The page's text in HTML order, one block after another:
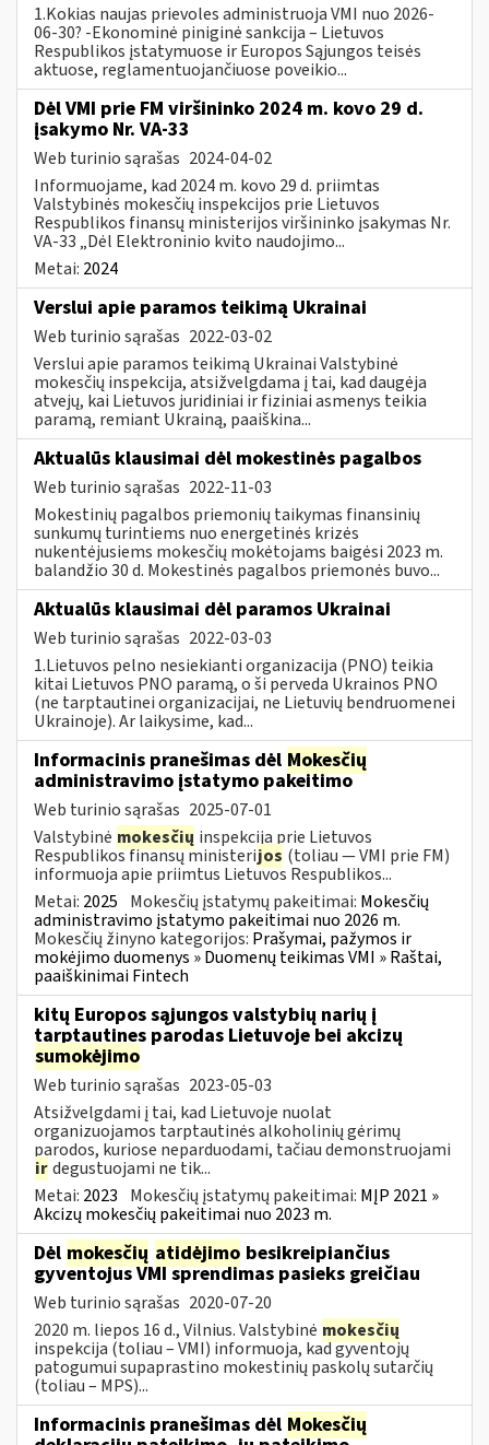
1.Kokias naujas prievoles administruoja VMI nuo 2026-
06-30? -Ekonominė piniginė sankcija – Lietuvos
Respublikos įstatymuose ir Europos Sąjungos teisės
aktuose, reglamentuojančiuose poveikio...
Dėl VMI prie FM viršininko 2024 m. kovo 29 d.
įsakymo Nr. VA-33
Web turinio sąrašas 2024-04-02
Informuojame, kad 2024 m. kovo 29 d. priimtas
Valstybinės mokesčių inspekcijos prie Lietuvos
Respublikos finansų ministerijos viršininko įsakymas Nr.
VA-33 „Dėl Elektroninio kvito naudojimo...
Metai: 2024
Verslui apie paramos teikimą Ukrainai
Web turinio sąrašas 2022-03-02
Verslui apie paramos teikimą Ukrainai Valstybinė
mokesčių inspekcija, atsižvelgdama į tai, kad daugėja
atvejų, kai Lietuvos juridiniai ir fiziniai asmenys teikia
paramą, remiant Ukrainą, paaiškina...
Aktualūs klausimai dėl mokestinės pagalbos
Web turinio sąrašas 2022-11-03
Mokestinių pagalbos priemonių taikymas finansinių
sunkumų turintiems nuo energetinės krizės
nukentėjusiems mokesčių mokėtojams baigėsi 2023 m.
balandžio 30 d. Mokestinės pagalbos priemonės buvo...
Aktualūs klausimai dėl paramos Ukrainai
Web turinio sąrašas 2022-03-03
1.Lietuvos pelno nesiekianti organizacija (PNO) teikia
kitai Lietuvos PNO paramą, o ši perveda Ukrainos PNO
(ne tarptautinei organizacijai, ne Lietuvių bendruomenei
Ukrainoje). Ar laikysime, kad...
Informacinis pranešimas dėl Mokesčių
administravimo įstatymo pakeitimo
Web turinio sąrašas 2025-07-01
Valstybinė mokesčių inspekcija prie Lietuvos
Respublikos finansų ministerijos (toliau — VMI prie FM)
informuoja apie priimtus Lietuvos Respublikos...
Metai: 2025 Mokesčių įstatymų pakeitimai: Mokesčių
administravimo įstatymo pakeitimai nuo 2026 m.
Mokesčių žinyno kategorijos: Prašymai, pažymos ir
mokėjimo duomenys » Duomenų teikimas VMI » Raštai,
paaiškinimai Fintech
kitų Europos sąjungos valstybių narių į
tarptautines parodas Lietuvoje bei akcizų
sumokėjimo
Web turinio sąrašas 2023-05-03
Atsižvelgdami į tai, kad Lietuvoje nuolat
organizuojamos tarptautinės alkoholinių gėrimų
parodos, kuriose neparduodami, tačiau demonstruojami
irdegustuojami ne tik...
Metai: 2023 Mokesčių įstatymų pakeitimai: MĮP 2021 »
Akcizų mokesčių pakeitimai nuo 2023 m.
Dėl mokesčių atidėjimo besikreipiančius
gyventojus VMI sprendimas pasieks greičiau
Web turinio sąrašas 2020-07-20
2020 m. liepos 16 d., Vilnius. Valstybinė mokesčių
inspekcija (toliau – VMI) informuoja, kad gyventojų
patogumui supaprastino mokestinių paskolų sutarčių
(toliau – MPS)...
Informacinis pranešimas dėl Mokesčių